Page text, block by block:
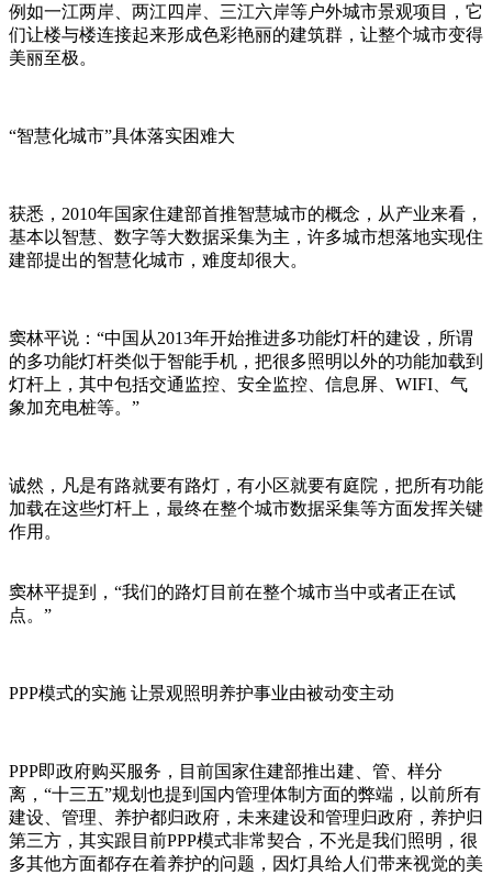
例如一江两岸、两江四岸、三江六岸等户外城市景观项目，它
们让楼与楼连接起来形成色彩艳丽的建筑群，让整个城市变得
美丽至极。
“智慧化城市”具体落实困难大
获悉，2010年国家住建部首推智慧城市的概念，从产业来看，
基本以智慧、数字等大数据采集为主，许多城市想落地实现住
建部提出的智慧化城市，难度却很大。
窦林平说：“中国从2013年开始推进多功能灯杆的建设，所谓
的多功能灯杆类似于智能手机，把很多照明以外的功能加载到
灯杆上，其中包括交通监控、安全监控、信息屏、WIFI、气
象加充电桩等。”
诚然，凡是有路就要有路灯，有小区就要有庭院，把所有功能
加载在这些灯杆上，最终在整个城市数据采集等方面发挥关键
作用。
窦林平提到，“我们的路灯目前在整个城市当中或者正在试
点。”
PPP模式的实施 让景观照明养护事业由被动变主动
PPP即政府购买服务，目前国家住建部推出建、管、样分
离，“十三五”规划也提到国内管理体制方面的弊端，以前所有
建设、管理、养护都归政府，未来建设和管理归政府，养护归
第三方，其实跟目前PPP模式非常契合，不光是我们照明，很
多其他方面都存在着养护的问题，因灯具给人们带来视觉的美